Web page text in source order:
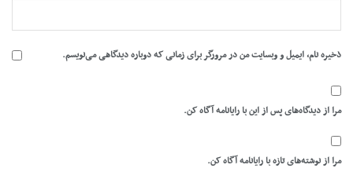
ذخیره نام، ایمیل و وبسایت من در مرورگر برای زمانی که دوباره دیدگاهی می‌نویسم.
مرا از دیدگاه‌های پس از این با رایانامه آگاه کن.
مرا از نوشته‌های تازه با رایانامه آگاه کن.